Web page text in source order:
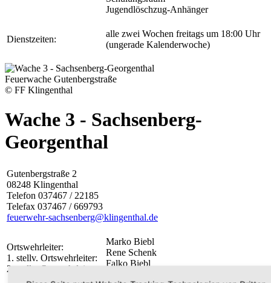
Jugendlöschzug-Anhänger
Dienstzeiten:
alle zwei Wochen freitags um 18:00 Uhr
(ungerade Kalenderwoche)
Feuerwache Gutenbergstraße
© FF Klingenthal
Wache 3 - Sachsenberg-
Georgenthal
Gutenbergstraße 2
08248 Klingenthal
Telefon 037467 / 22185
Telefax 037467 / 669793
feuerwehr-sachsenberg@klingenthal.de
Ortswehrleiter:
1. stellv. Ortswehrleiter:
2. stellv. Ortswehrleiter:
Marko Biebl
Rene Schenk
Falko Biebl